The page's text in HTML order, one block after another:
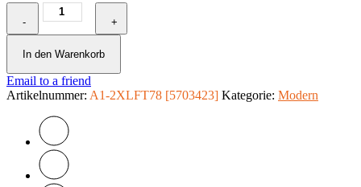
-
Fototapete
-
Farbenkaleidoskop
Menge
+
In den Warenkorb
Email to a friend
Artikelnummer: A1-2XLFT78 [5703423] Kategorie: Modern